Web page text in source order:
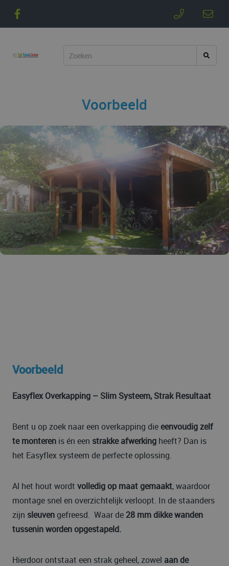
Voorbeeld
Voorbeeld
Easyflex Overkapping – Slim Systeem, Strak Resultaat
Bent u op zoek naar een overkapping die eenvoudig zelf
te monteren is én een strakke afwerking heeft? Dan is
het Easyflex systeem de perfecte oplossing.
Al het hout wordt volledig op maat gemaakt, waardoor
montage snel en overzichtelijk verloopt. In de staanders
zijn sleuven gefreesd. Waar de 28 mm dikke wanden
tussenin worden opgestapeld.
Hierdoor ontstaat een strak geheel, zowel aan de